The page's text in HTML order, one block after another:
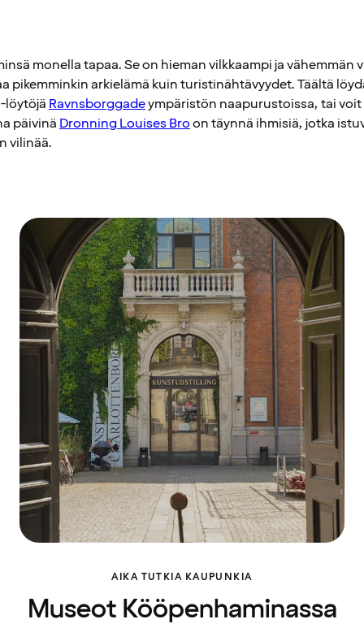
monella tapaa. Se on hieman vilkkaampi ja vähemmän
pikemminkin arkielämä kuin turistinähtävyydet. Täältä
löytöjä Ravnsborggadeympäristön naapurustoissa, tai voit
päivinä Dronning Louises Broon täynnä ihmisiä, jotka
vilinää.
AIKA TUTKIA KAUPUNKIA
Museot Kööpenhaminassa